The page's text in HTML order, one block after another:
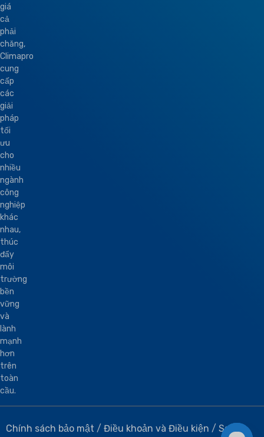
giá
cả
phải
chăng,
Climapro
cung
cấp
các
giải
pháp
tối
ưu
cho
nhiều
ngành
công
nghiệp
khác
nhau,
thúc
đẩy
môi
trường
bền
vững
và
lành
mạnh
hơn
trên
toàn
cầu.
Chính sách bảo mật / Điều khoản và Điều kiện / Sơ đồ